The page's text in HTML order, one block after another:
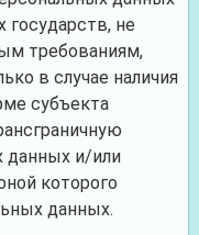
государств, не
требованиям,
в случае наличия
субъекта
данных и/или
которого
данных.